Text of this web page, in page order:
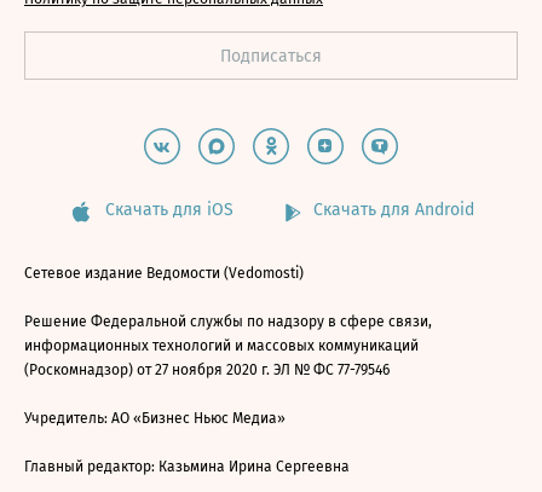
Скачать для iOS Скачать для Android
Сетевое издание Ведомости (Vedomosti)
Решение Федеральной службы по надзору в сфере связи,
информационных технологий и массовых коммуникаций
(Роскомнадзор) от 27 ноября 2020 г. ЭЛ № ФС 77-79546
Учредитель: АО «Бизнес Ньюс Медиа»
Главный редактор: Казьмина Ирина Сергеевна